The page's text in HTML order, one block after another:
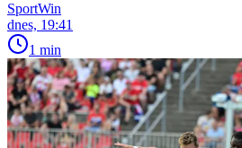
SportWin
dnes, 19:41
1 min